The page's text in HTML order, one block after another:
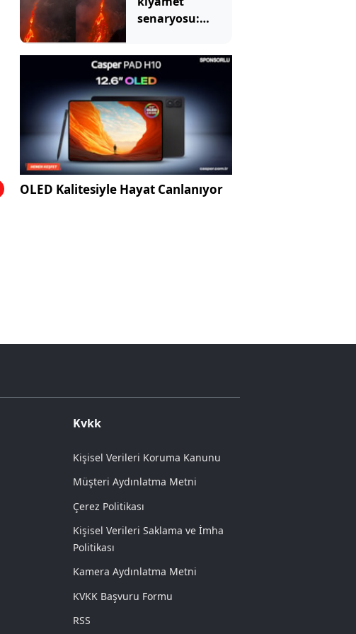
senaryosu:
korku gerçek mi
olacak?
OLED Kalitesiyle Hayat Canlanıyor
Kvkk
Kişisel Verileri Koruma Kanunu
Müşteri Aydınlatma Metni
Çerez Politikası
Kişisel Verileri Saklama ve İmha
Politikası
Kamera Aydınlatma Metni
KVKK Başvuru Formu
RSS